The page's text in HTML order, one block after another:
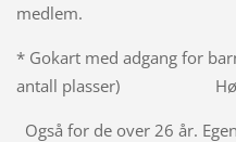
medlem.
* Gokart med adgang for
antall plasser)
Også for de over 26 år.